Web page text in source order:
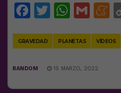
Facebook
Twitter
GRAVEDAD PLANETAS VÍDEOS
RANDOM 15 MARZO, 2022